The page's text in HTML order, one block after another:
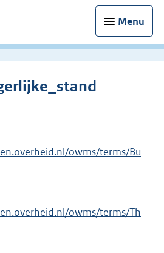
Menu
owms/terms/Bu
owms/terms/Th